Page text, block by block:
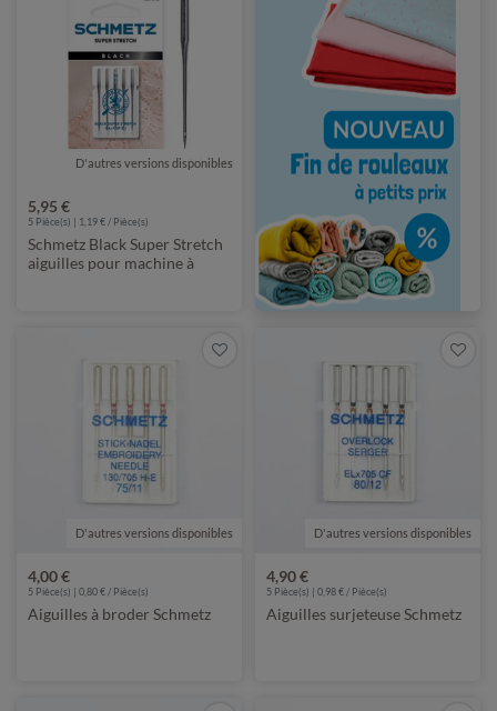
de Schmetz
D'autres versions disponibles
5,95 €
5 Pièce(s) | 1,19 € / Pièce(s)
Schmetz Black Super Stretch
aiguilles pour machine à
de Schmetz
D'autres versions disponibles
4,00 €
5 Pièce(s) | 0,80 € / Pièce(s)
Aiguilles à broder Schmetz
de Schmetz
D'autres versions disponibles
4,90 €
5 Pièce(s) | 0,98 € / Pièce(s)
Aiguilles surjeteuse Schmetz